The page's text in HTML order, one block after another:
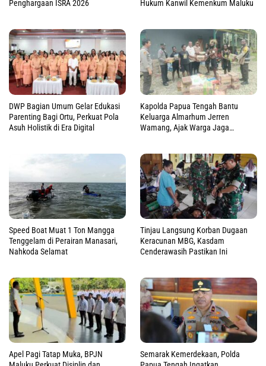
Penghargaan ISRA 2026 Hukum Kanwil Kemenkum Maluku
DWP Bagian Umum Gelar Edukasi
Parenting Bagi Ortu, Perkuat Pola
Asuh Holistik di Era Digital
Kapolda Papua Tengah Bantu
Keluarga Almarhum Jerren
Wamang, Ajak Warga Jaga
Speed Boat Muat 1 Ton Mangga
Tenggelam di Perairan Manasari,
Nahkoda Selamat
Tinjau Langsung Korban Dugaan
Keracunan MBG, Kasdam
Cenderawasih Pastikan Ini
Apel Pagi Tatap Muka, BPJN
Semarak Kemerdekaan, Polda